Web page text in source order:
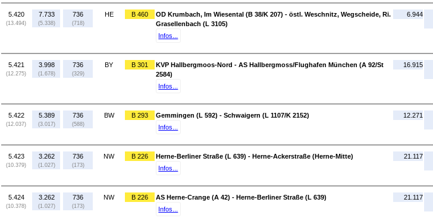
5.420
(13.494)
7.733
(5.338)
736
(718)
HE B 460
OD Krumbach, Im Wiesental (B 38/K 207) - östl. Weschnitz, Wegscheide, Ri.
Grasellenbach (L 3105)
Infos...
6.944
5.421
(12.275)
3.998
(1.678)
736
(329)
BY B 301
KVP Hallbergmoos-Nord - AS Hallbergmoss/Flughafen München (A 92/St
2584)
Infos...
16.915
5.422
(12.037)
5.389
(3.017)
736
(588)
BW B 293
Gemmingen (L 592) - Schwaigern (L 1107/K 2152)
Infos...
12.271
5.423
(10.379)
3.262
(1.027)
736
(173)
NW B 226
Herne-Berliner Straße (L 639) - Herne-Ackerstraße (Herne-Mitte)
Infos...
21.117
5.424
(10.378)
3.262
(1.027)
736
(173)
NW B 226
AS Herne-Crange (A 42) - Herne-Berliner Straße (L 639)
Infos...
21.117